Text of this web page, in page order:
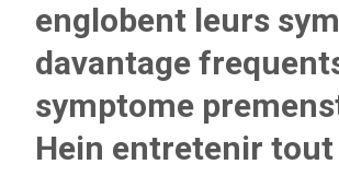
englobent leurs
davantage
symptome
Hein entretenir tout